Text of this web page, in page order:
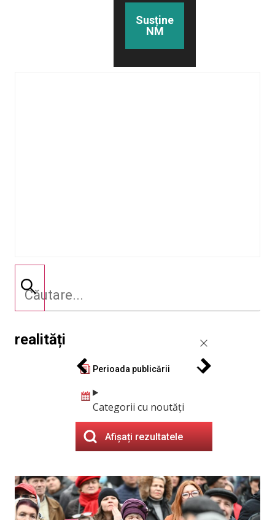
Susține
NM
realități
Perioada publicării
Categorii cu noutăți
Afișați rezultatele